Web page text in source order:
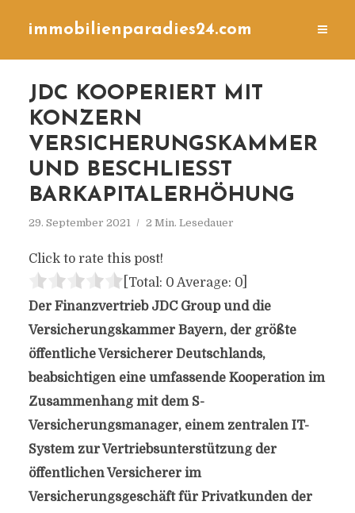
immobilienparadies24.com
JDC KOOPERIERT MIT
KONZERN
VERSICHERUNGSKAMMER
UND BESCHLIESST B
ARKAPITALERHÖHUNG
29. September 2021 2 Min. Lesedauer
Click to rate this post!
[Total: 0 Average: 0]
Der Finanzvertrieb JDC Group und die
Versicherungskammer Bayern, der größte
öffentliche Versicherer Deutschlands,
beabsichtigen eine umfassende Kooperation im
Zusammenhang mit dem S-
Versicherungsmanager, einem zentralen IT-
System zur Vertriebsunterstützung der
öffentlichen Versicherer im
Versicherungsgeschäft für Privatkunden der